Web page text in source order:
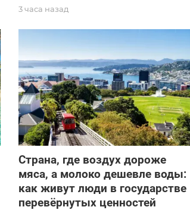
3 часа назад
Страна, где воздух дороже
мяса, а молоко дешевле воды:
как живут люди в государстве
перевёрнутых ценностей